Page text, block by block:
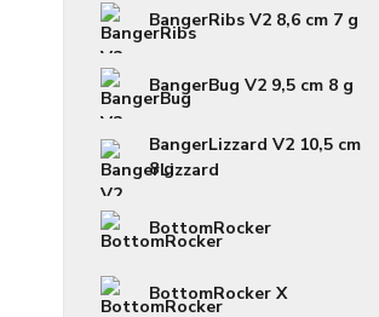
BangerRibs V2 8,6 cm 7 g
BangerBug V2 9,5 cm 8 g
BangerLizzard V2 10,5 cm
8 g
BottomRocker
BottomRocker X